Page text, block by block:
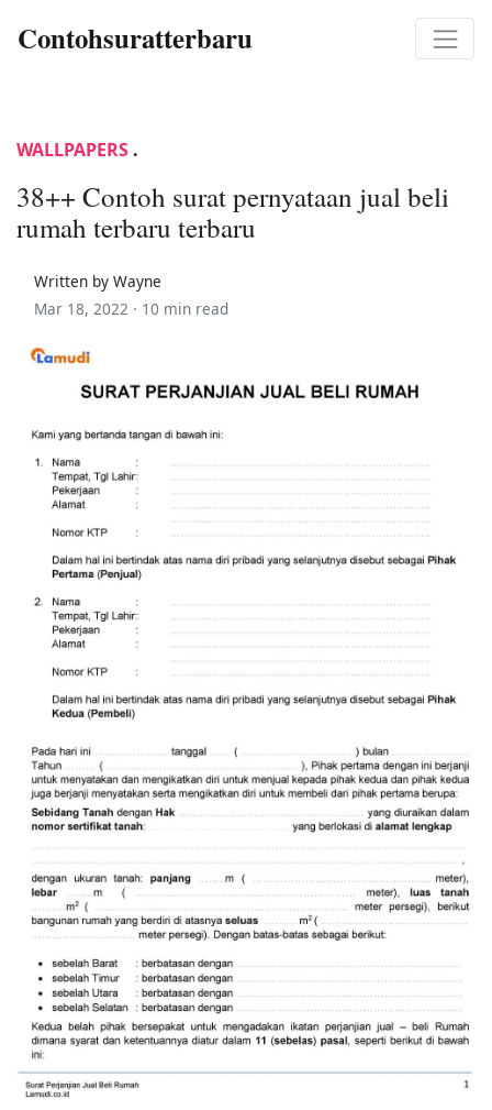
Contohsuratterbaru
WALLPAPERS .
38++ Contoh surat pernyataan jual beli
rumah terbaru terbaru
Written by Wayne
Mar 18, 2022 · 10 min read